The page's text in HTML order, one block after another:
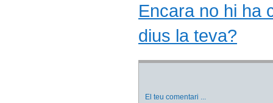
Encara no hi ha
dius la teva?
El teu comentari ...